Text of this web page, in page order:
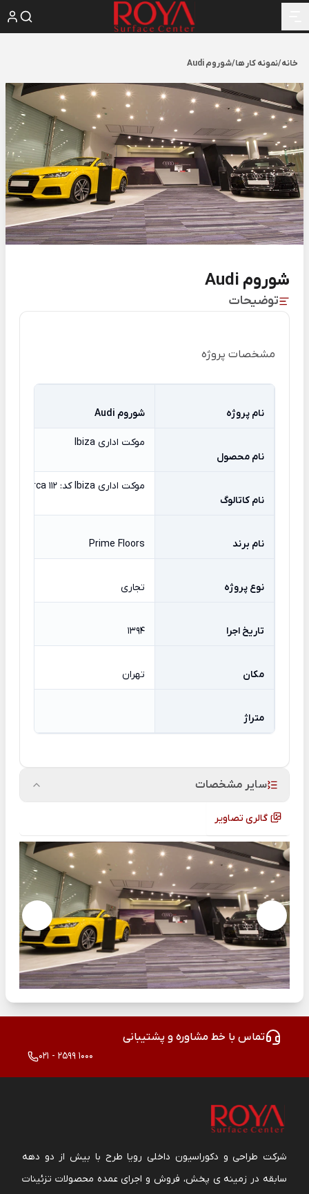
خانه/نمونه کار ها/شوروم Audi
شوروم Audi
توضیحات
مشخصات پروژه
نام پروژه شوروم Audi
نام محصول
موکت اداری Ibiza
نام کاتالوگ
موکت اداری Ibiza کد: Mallorca 112
نام برند Prime Floors
نوع پروژه تجاری
تاریخ اجرا 1394
مکان تهران
متراژ
سایر مشخصات
گالری تصاویر
تماس با خط مشاوره و پشتیبانی
021 - 2599 1000
شرکت طراحی و دکوراسیون داخلی رویا طرح با بیش از دو دهه
سابقه در زمینه ی پخش، فروش و اجرای عمده محصولات تزئینات